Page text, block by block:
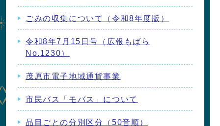
ごみの収集について（令和8年度版）
令和8年7月15日号（広報もばら
No.1230）
茂原市電子地域通貨事業
市民バス「モバス」について
品目ごとの分別区分（50音順）